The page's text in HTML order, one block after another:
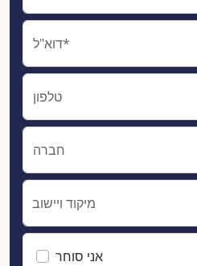
דוא"ל*
טלפון
חברה
מיקוד ויישוב
אני סוחר